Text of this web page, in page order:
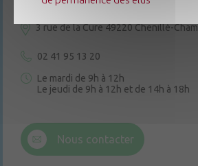
3 rue de la Cure49220 Chenillé-
02 41 95 13 20
Le mardi de 9h à 12h
Le jeudi de 9h à 12h et de 14h à 18h
Nous contacter